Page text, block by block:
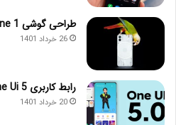
طراحی گوشی Nothing phone 1 فاش شد
26 خرداد 1401
رابط کاربری One Ui 5 روانتر و یکپارچه تر می‌شود
20 خرداد 1401